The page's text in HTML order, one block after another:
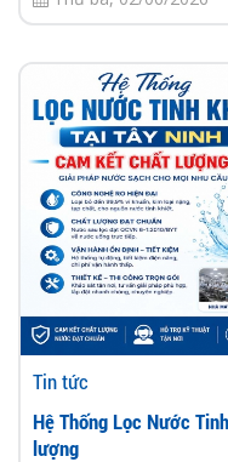
Tin tức
Hệ Thống Lọc Nước
lượng